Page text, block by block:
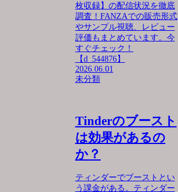
枚収録】の配信状況を徹底
調査！FANZAでの販売形式
やサンプル視聴、レビュー
評価もまとめています。今
すぐチェック！
【d_544876】
2026.06.01
未分類
Tinderのブースト
は効果があるの
か？
ティンダーでブーストとい
う課金がある。ティンダー